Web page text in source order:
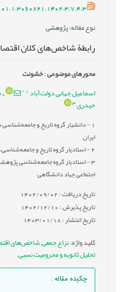
نوع مقاله: پژوهشی
رابطۀ شاخص‌های کلان
محورهای موضوعی:خشونت
اسماعیل جهانی دولت‌آباد *
,
حیدری 3
- دانشیار گروه تاریخ و جامعه‌شناسی
ایران
2- استادیار گروه تاریخ و
3- استادیار گروه جامعه‌شناسی
اجتماعی جهاد دانشگاهی
تاریخ دریافت : 1402/09/02
تاریخ پذیرش : 1402/12/10
تاریخ انتشار : 1403/01/18
کلید واژه:نزاع جمعی,شاخص‌های
تحلیل ثانویه و محرومیت نسبی,
چکیده مقاله: